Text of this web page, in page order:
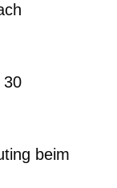
30
beim